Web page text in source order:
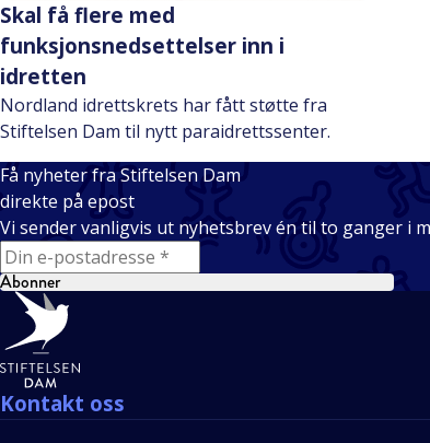
Skal få flere med
funksjonsnedsettelser inn i
idretten
Nordland idrettskrets har fått støtte fra
Stiftelsen Dam til nytt paraidrettssenter.
Få nyheter fra Stiftelsen Dam
direkte på epost
Vi sender vanligvis ut nyhetsbrev én til to ganger i
E-mail
Abonner
Bunntekst
Kontakt oss